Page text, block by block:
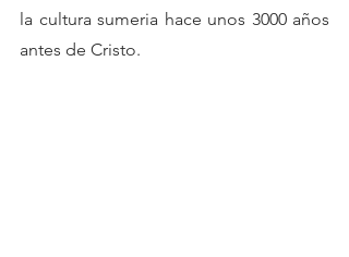
la cultura sumeria hace unos 3000 años
antes de Cristo.